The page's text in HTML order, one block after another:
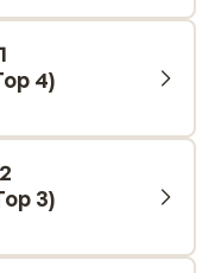
einem
man hier
genießen. Wenn die
untergehen,
Lust auf Aprés-Ski?
4)
3)